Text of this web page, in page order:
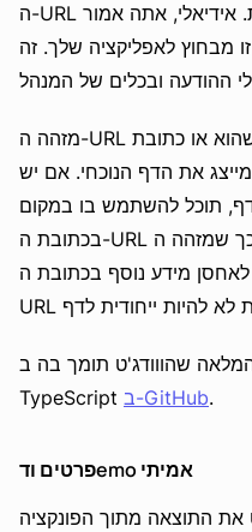
ה-URL הוא הכתובת של הווידג'ט התגובות. אידיאלי, אתה אמור
מבחוץ לאפליקציה שלך. זה
מזהה ה-URL הוא מיתר שהוא או כתובת URL או מזהה - זה
את הדף הנוכחי. אם יש
תוכל להשתמש בו במקום
בכתובת ה-URL עבור ערך זה. הסיבה לכך שמזהה ה-URL
מידע נוסף בכתובת ה-
שהווודג'ט תומך בה ב-
TypeScript
ב-GitHub.
פרטים ודemo אמיתי
את התוצאה מתוך הפונקציה